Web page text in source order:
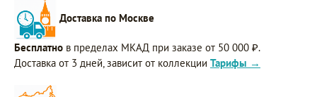
Доставка по Москве
Бесплатно в пределах МКАД при заказе от 50 000 ₽.
Доставка от 3 дней, зависит от коллекции Тарифы →